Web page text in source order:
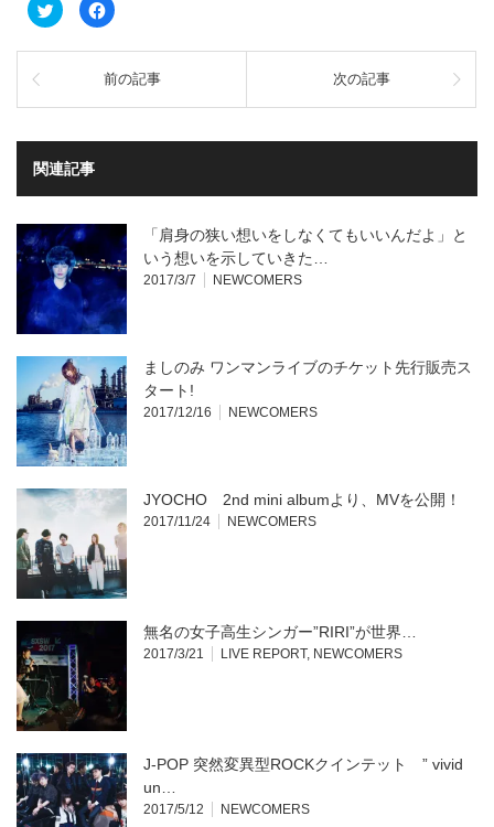
ク
リ
共
(新
い
ウ
ウ
で
開
き
ま
す)
Facebook
で
る
に
ク
ッ
(新
し
い
ウ
ィ
ン
ド
ウ
開
き
ま
す)
前の記事 次の記事
関連記事
「肩身の狭い想いをしなくてもいいんだよ」と
いう想いを示していきた…
2017/3/7 NEWCOMERS
ましのみ ワンマンライブのチケット先行販売ス
タート!
2017/12/16 NEWCOMERS
JYOCHO 2nd mini albumより、MVを公開！
2017/11/24 NEWCOMERS
無名の女子高生シンガー”RIRI”が世界…
2017/3/21 LIVE REPORT, NEWCOMERS
J-POP 突然変異型ROCKクインテット ” vivid
un…
2017/5/12 NEWCOMERS